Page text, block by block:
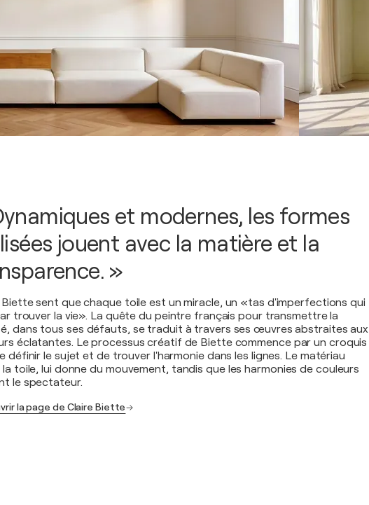
et modernes, les formes
jouent avec la matière et la
»
Biette sent que chaque toile est un miracle, un «tas d'imperfections qui
trouver la vie». La quête du peintre français pour transmettre la
dans tous ses défauts, se traduit à travers ses œuvres abstraites aux
éclatantes. Le processus créatif de Biette commence par un croquis
définir le sujet et de trouver l'harmonie dans les lignes. Le matériau
la toile, lui donne du mouvement, tandis que les harmonies de couleurs
le spectateur.
la page de Claire Biette